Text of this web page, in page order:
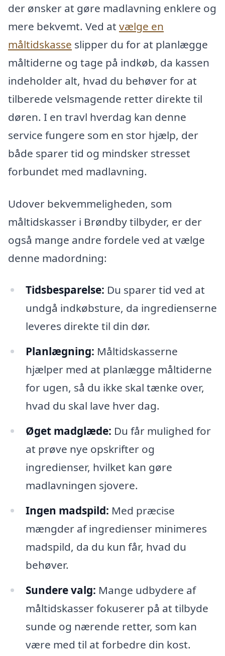
der ønsker at gøre madlavning enklere og
mere bekvemt. Ved at vælge en
måltidskasse slipper du for at planlægge
måltiderne og tage på indkøb, da kassen
indeholder alt, hvad du behøver for at
tilberede velsmagende retter direktе til
døren. I en travl hverdag kan denne
service fungere som en stor hjælp, der
både sparer tid og mindsker stresset
forbundet med madlavning.
Udover bekvemmeligheden, som
måltidskasser i Brøndby tilbyder, er der
også mange andre fordele ved at vælge
denne madordning:
Tidsbesparelse: Du sparer tid ved at
undgå indkøbsture, da ingredienserne
leveres direkte til din dør.
Planlægning: Måltidskasserne
hjælper med at planlægge måltiderne
for ugen, så du ikke skal tænke over,
hvad du skal lave hver dag.
Øget madglæde: Du får mulighed for
at prøve nye opskrifter og
ingredienser, hvilket kan gøre
madlavningen sjovere.
Ingen madspild: Med præcise
mængder af ingredienser minimeres
madspild, da du kun får, hvad du
behøver.
Sundere valg: Mange udbydere af
måltidskasser fokuserer på at tilbyde
sunde og nærende retter, som kan
være med til at forbedre din kost.